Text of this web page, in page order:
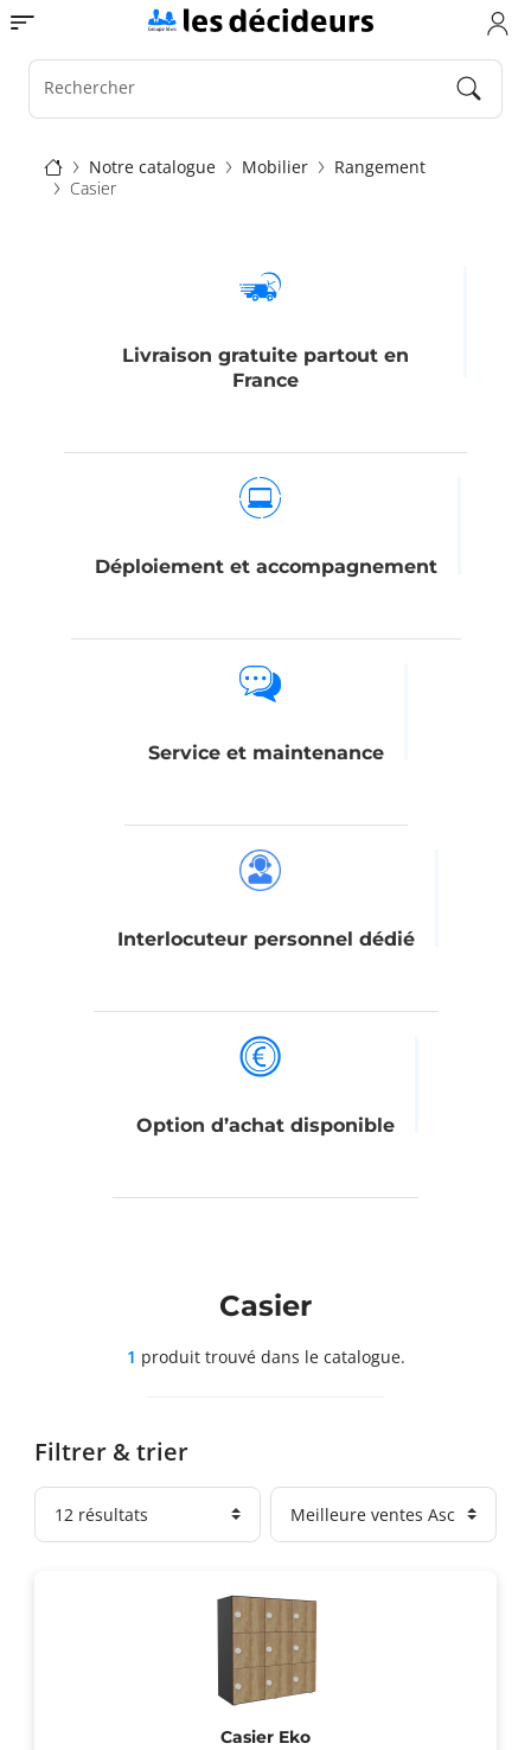
Aller
au
contenu
principal
Toggle navigation
Rechercher
Fil
d'Ariane
Notre catalogue Mobilier
Rangement
Casier
Livraison gratuite partout en
France
Déploiement et accompagnement
Service et maintenance
Interlocuteur personnel dédié
Option d’achat disponible
Filtrer & trier
Casier
1 produit trouvédans le catalogue.
Casier Eko